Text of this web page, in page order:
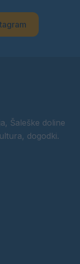
Šaleške doline
dogodki.